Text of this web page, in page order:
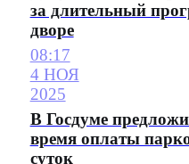
за длительный
дворе
08:17
4 НОЯ
2025
В Госдуме
время оплаты
суток